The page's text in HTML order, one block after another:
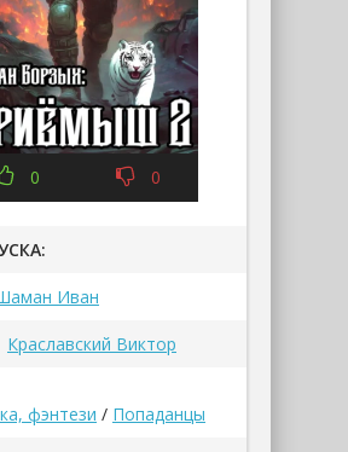
0 0
Иван
Краславский Виктор
фэнтези / Попаданцы